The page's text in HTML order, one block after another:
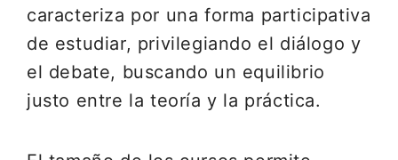
caracteriza por una forma participativa
de estudiar, privilegiando el diálogo y
el debate, buscando un equilibrio
justo entre la teoría y la práctica.